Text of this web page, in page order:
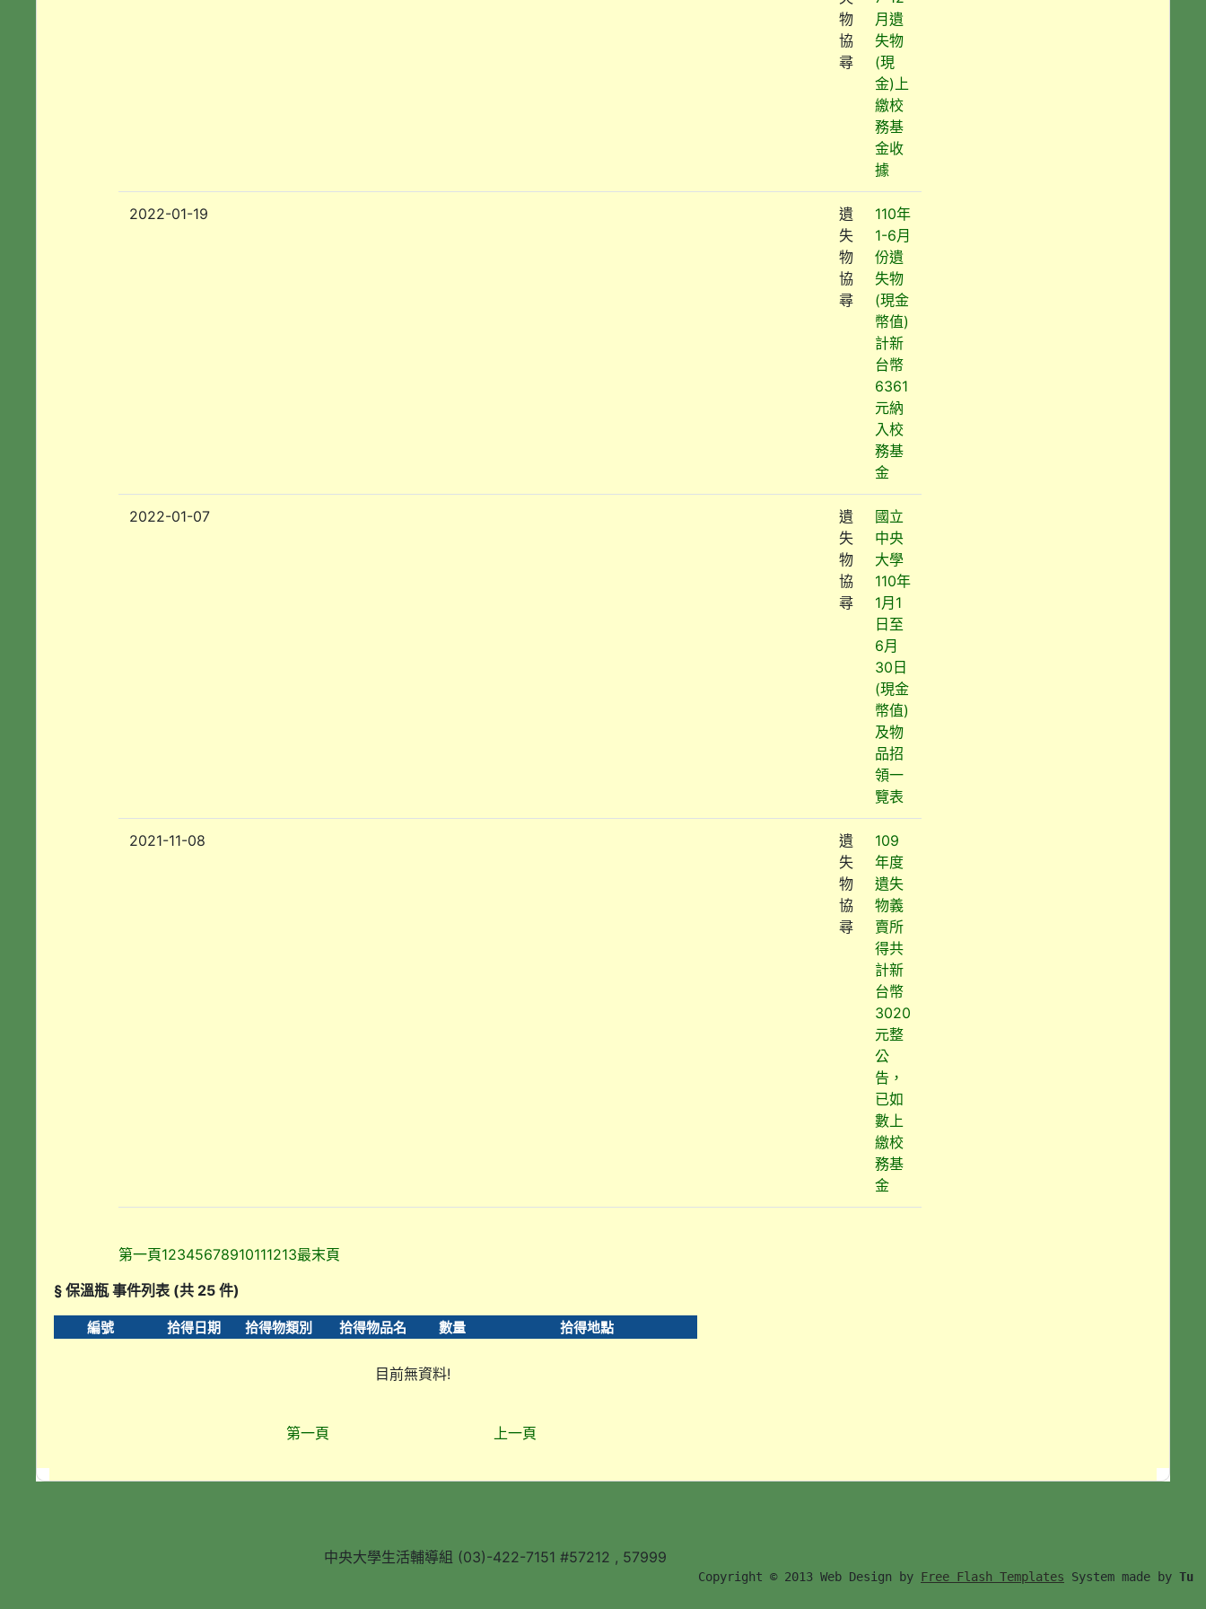
物
協
尋
月遺
失物
(現
金)上
繳校
務基
金收
據
2022-01-19
遺
失
物
協
尋
110年
1-6月
份遺
失物
(現金
幣值)
計新
台幣
6361
元納
入校
務基
金
2022-01-07
遺
失
物
協
尋
國立
中央
大學
110年
1月1
日至
6月
30日
(現金
幣值)
及物
品招
領一
覽表
2021-11-08
遺
失
物
協
尋
109
年度
遺失
物義
賣所
得共
計新
台幣
3020
元整
公
告，
已如
數上
繳校
務基
金
第一頁12345678910111213最末頁
§ 保溫瓶 事件列表 (共 25 件)
編號 拾得日期 拾得物類別 拾得物品名 數量 拾得地點
目前無資料!
第一頁 上一頁
中央大學生活輔導組 (03)-422-7151 #57212 , 57999
        Copyright © 2013 Web Design by
Free Flash Templates System made by Tu